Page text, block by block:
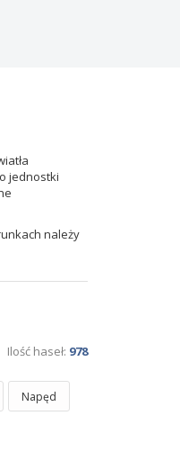
jednostki
należy
Ilość haseł: 978
Napęd